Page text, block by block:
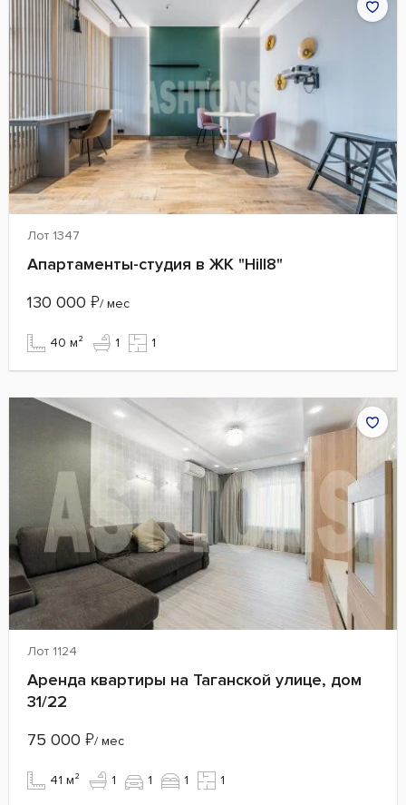
Лот 1347
Апартаменты-студия в ЖК "Hill8"
130 000 ₽/ мес
40 м² 1 1
Лот 1124
Аренда квартиры на Таганской улице, дом
31/22
75 000 ₽/ мес
41 м² 1 1 1 1